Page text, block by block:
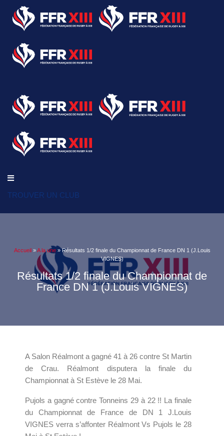
TROUVER UN CLUB
Accueil »A la une»Résultats 1/2 finale du Championnat de France DN 1 (J.Louis
VIGNES)
Résultats 1/2 finale du Championnat de
France DN 1 (J.Louis VIGNES)
A Salon Réalmont a gagné 41 à 26 contre St Martin
de Crau. Réalmont disputera la finale du
Championnat à St Estève le 28 Mai.
Pujols a gagné contre Tonneins 29 à 22 !! La finale
du Championnat de France de DN 1 J.Louis
VIGNES verra s’affonter Réalmont Vs Pujols le 28